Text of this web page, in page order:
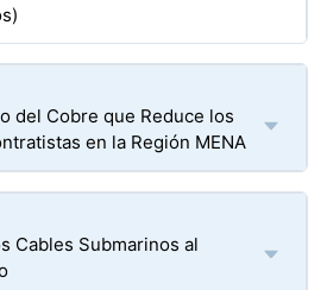
del Cobre que Reduce los
en la Región MENA
Cables Submarinos al